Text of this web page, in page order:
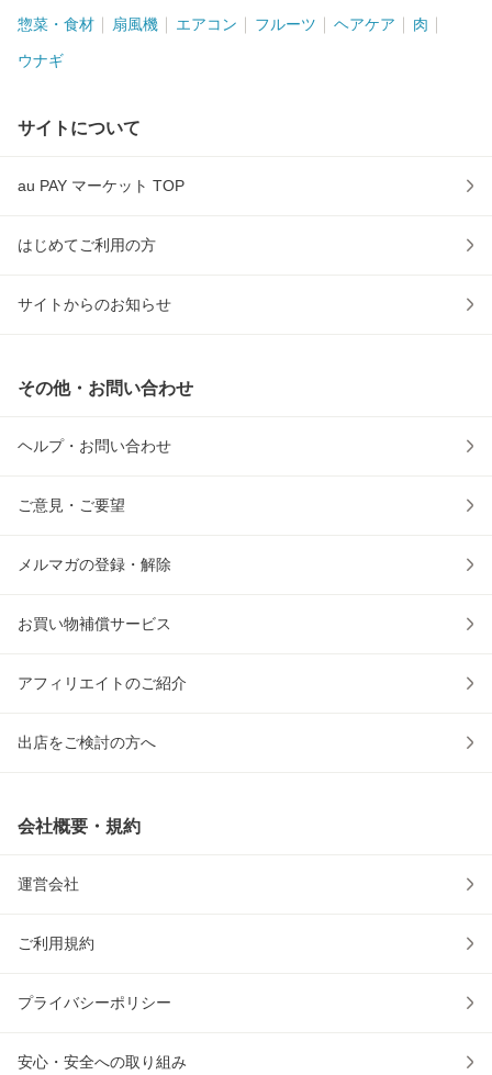
惣菜・食材 扇風機 エアコン フルーツ ヘアケア 肉
ウナギ
サイトについて
au PAY マーケット TOP
はじめてご利用の方
サイトからのお知らせ
その他・お問い合わせ
ヘルプ・お問い合わせ
ご意見・ご要望
メルマガの登録・解除
お買い物補償サービス
アフィリエイトのご紹介
出店をご検討の方へ
会社概要・規約
運営会社
ご利用規約
プライバシーポリシー
安心・安全への取り組み